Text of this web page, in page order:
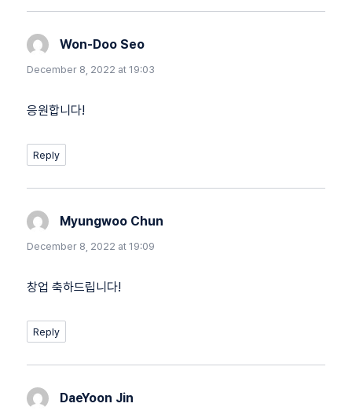
Won-Doo Seo
December 8, 2022 at 19:03
응원합니다!
Reply
Myungwoo Chun
December 8, 2022 at 19:09
창업 축하드립니다!
Reply
DaeYoon Jin